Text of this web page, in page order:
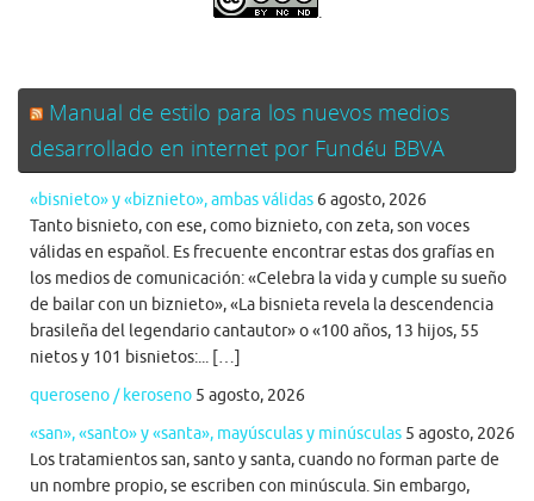
.
Manual de estilo para los nuevos medios
desarrollado en internet por Fundéu BBVA
«bisnieto» y «biznieto», ambas válidas 6 agosto, 2026
Tanto bisnieto, con ese, como biznieto, con zeta, son voces
válidas en español. Es frecuente encontrar estas dos grafías en
los medios de comunicación: «Celebra la vida y cumple su sueño
de bailar con un biznieto», «La bisnieta revela la descendencia
brasileña del legendario cantautor» o «100 años, 13 hijos, 55
nietos y 101 bisnietos:... […]
queroseno / keroseno 5 agosto, 2026
«san», «santo» y «santa», mayúsculas y minúsculas 5 agosto, 2026
Los tratamientos san, santo y santa, cuando no forman parte de
un nombre propio, se escriben con minúscula. Sin embargo,